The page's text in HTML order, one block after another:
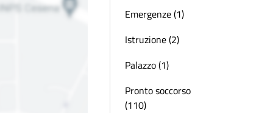
Emergenze (1)
Istruzione (2)
Palazzo (1)
Pronto soccorso
(110)